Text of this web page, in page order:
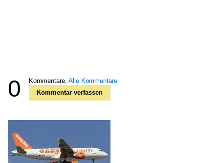
0 Kommentare, Alle Kommentare
Kommentar verfassen